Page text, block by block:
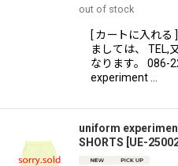
out of stock
[ カートに入れる
ましては、 TEL,
なります。 086-
experiment …
uniform experiment
SHORTS UE-